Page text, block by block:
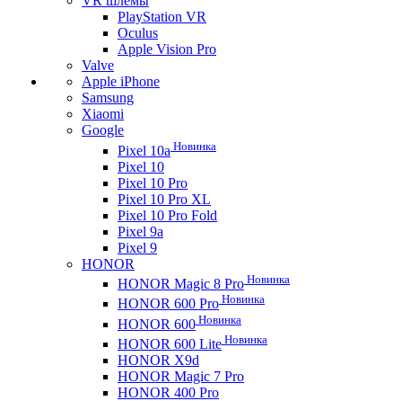
PlayStation VR
Oculus
Apple Vision Pro
Valve
Apple iPhone
Samsung
Xiaomi
Google
Pixel 10a Новинка
Pixel 10
Pixel 10 Pro
Pixel 10 Pro XL
Pixel 10 Pro Fold
Pixel 9a
Pixel 9
HONOR
HONOR Magic 8 Pro Новинка
HONOR 600 Pro Новинка
HONOR 600 Новинка
HONOR 600 Lite Новинка
HONOR X9d
HONOR Magic 7 Pro
HONOR 400 Pro